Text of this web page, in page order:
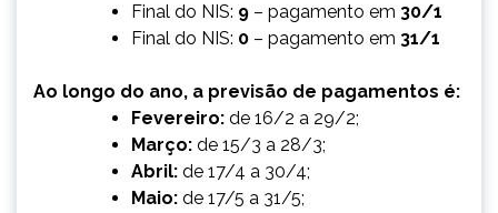
Final do NIS: 9 – pagamento em 30/1
Final do NIS: 0 – pagamento em 31/1
Ao longo do ano, a previsão de pagamentos é:
Fevereiro: de 16/2 a 29/2;
Março: de 15/3 a 28/3;
Abril: de 17/4 a 30/4;
Maio: de 17/5 a 31/5;